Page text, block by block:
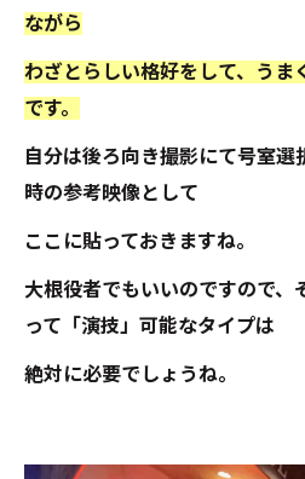
ながら
わざとらしい格好をして、うま
です。
自分は後ろ向き撮影にて号室選
時の参考映像として
ここに貼っておきますね。
大根役者でもいいのですので、
って「演技」可能なタイプは
絶対に必要でしょうね。